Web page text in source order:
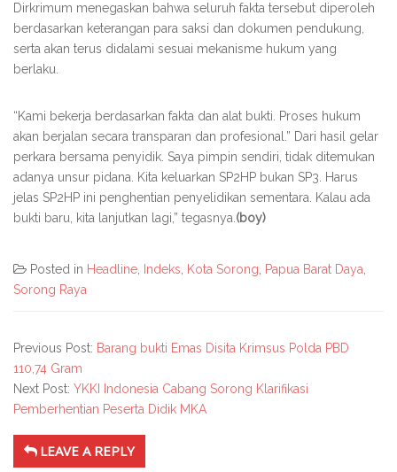
Dirkrimum menegaskan bahwa seluruh fakta tersebut diperoleh
berdasarkan keterangan para saksi dan dokumen pendukung,
serta akan terus didalami sesuai mekanisme hukum yang
berlaku.
“Kami bekerja berdasarkan fakta dan alat bukti. Proses hukum
akan berjalan secara transparan dan profesional.” Dari hasil gelar
perkara bersama penyidik. Saya pimpin sendiri, tidak ditemukan
adanya unsur pidana. Kita keluarkan SP2HP bukan SP3. Harus
jelas SP2HP ini penghentian penyelidikan sementara. Kalau ada
bukti baru, kita lanjutkan lagi,” tegasnya.(boy)
Posted in Headline, Indeks, Kota Sorong, Papua Barat Daya,
Sorong Raya
Previous Post: Barang bukti Emas Disita Krimsus Polda PBD
110,74 Gram
Next Post: YKKI Indonesia Cabang Sorong Klarifikasi
Pemberhentian Peserta Didik MKA
LEAVE A REPLY